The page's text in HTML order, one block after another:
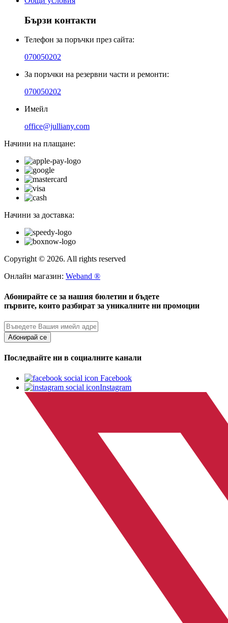
Бързи контакти
Телефон за поръчки през сайта:
070050202
За поръчки на резервни части и ремонти:
070050202
Имейл
office@julliany.com
Начини на плащане:
Начини за доставка:
Copyright © 2026. All rights reserved
Онлайн магазин: Weband ®
Абонирайте се за нашия бюлетин и бъдете
първите, които разбират за уникалните ни промоции
Абонирай се
Последвайте ни в социалните канали
Facebook
Instagram